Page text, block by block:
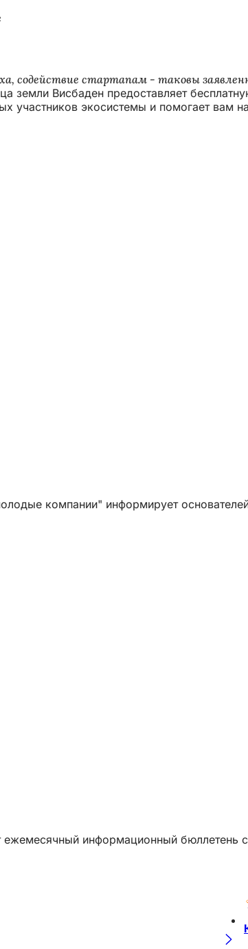
содействие стартапам - таковы
земли Висбаден предоставляет
участников экосистемы и помогает
компании" информирует
информационный бюллетень